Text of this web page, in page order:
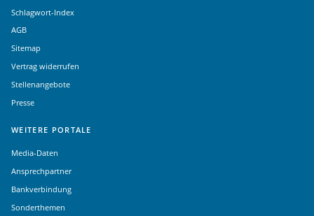
Schlagwort-Index
AGB
Sitemap
Vertrag widerrufen
Stellenangebote
Presse
WEITERE PORTALE
Media-Daten
Ansprechpartner
Bankverbindung
Sonderthemen